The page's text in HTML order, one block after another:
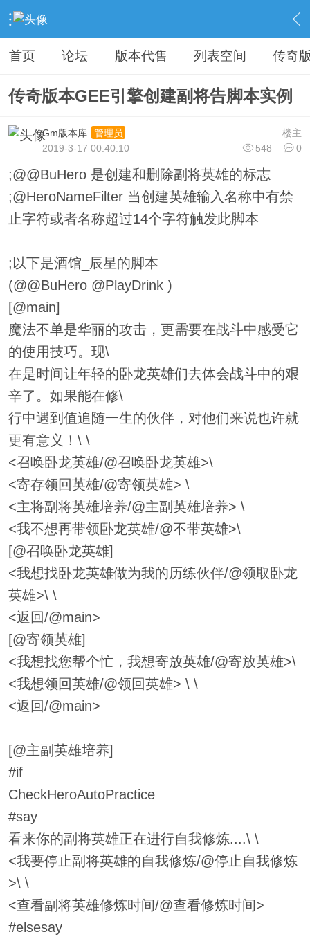
› 教程广告专区 › 视屏教程学习 › 内容
首页 论坛 版本代售 列表空间 传奇
传奇版本GEE引擎创建副将告脚本实例
楼主
Gm版本库
管理员
548
0
2019-3-17 00:40:10
;@@BuHero 是创建和删除副将英雄的标志
;@HeroNameFilter 当创建英雄输入名称中有禁
止字符或者名称超过14个字符触发此脚本
;以下是酒馆_辰星的脚本
(@@BuHero @PlayDrink )
[@main]
魔法不单是华丽的攻击，更需要在战斗中感受它
的使用技巧。现\
在是时间让年轻的卧龙英雄们去体会战斗中的艰
辛了。如果能在修\
行中遇到值追随一生的伙伴，对他们来说也许就
更有意义！\ \
<召唤卧龙英雄/@召唤卧龙英雄>\
<寄存领回英雄/@寄领英雄> \
<主将副将英雄培养/@主副英雄培养> \
<我不想再带领卧龙英雄/@不带英雄>\
[@召唤卧龙英雄]
<我想找卧龙英雄做为我的历练伙伴/@领取卧龙
英雄>\ \
<返回/@main>
[@寄领英雄]
<我想找您帮个忙，我想寄放英雄/@寄放英雄>\
<我想领回英雄/@领回英雄> \ \
<返回/@main>
[@主副英雄培养]
#if
CheckHeroAutoPractice
#say
看来你的副将英雄正在进行自我修炼....\ \
<我要停止副将英雄的自我修炼/@停止自我修炼
>\ \
<查看副将英雄修炼时间/@查看修炼时间>
#elsesay